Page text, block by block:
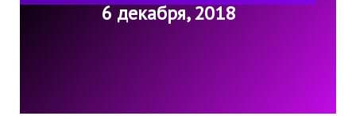
6 декабря, 2018